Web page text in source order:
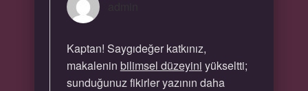
Kaptan! Saygıdeğer katkınız,
makalenin bilimsel düzeyini yükseltti;
sunduğunuz fikirler yazının daha